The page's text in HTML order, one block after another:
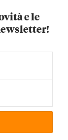
e le